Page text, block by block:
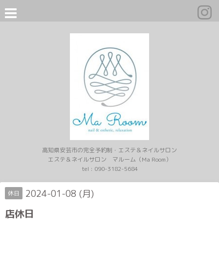
高知県安芸市の完全予約制・エステ＆ネイルサロン
エステ＆ネイルサロン マルーム（Ma Room）
tel : 090-3182-5684
休日 2024-01-08 (月)
店休日